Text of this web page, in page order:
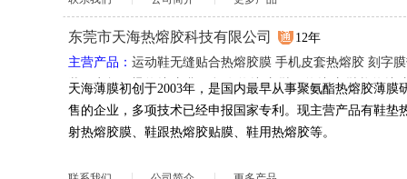
东莞市天海热熔胶科技有限公司
12年
主营产品： 运动鞋无缝贴合热熔胶膜 手机皮套热熔胶 刻字
装、商标压烫热熔胶膜
平板套热熔胶 鞋用热熔胶 鞋垫热熔
胶膜 电子书套热熔胶 定型热熔胶膜 环保热熔胶膜 TPU热熔
天海薄膜初创于2003年，是国内最早从事聚氨酯热熔胶薄膜
售的企业，多项技术已经申报国家专利。现主营产品有鞋垫
射热熔胶膜、鞋跟热熔胶贴膜、鞋用热熔胶等。